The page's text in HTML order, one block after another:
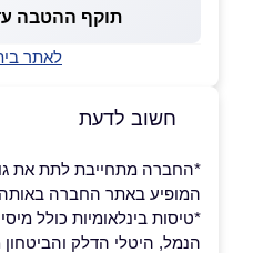
תוקף ההטבה עד -
לאתר
חשוב לדעת
*החברה מתחייבת לתת את
המופיע באתר החברה
*טיסות בינלאומיות כולל
הנמל, היטלי הדלק והביטחון